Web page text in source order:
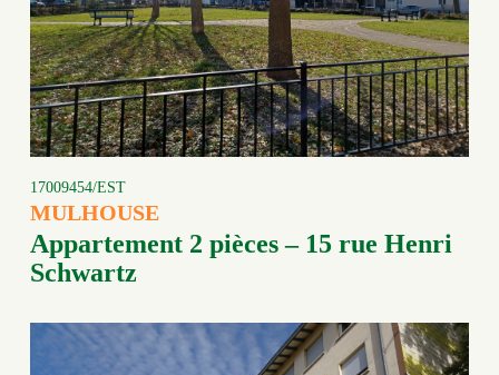
17009454/EST
MULHOUSE
Appartement 2 pièces – 15 rue Henri
Schwartz